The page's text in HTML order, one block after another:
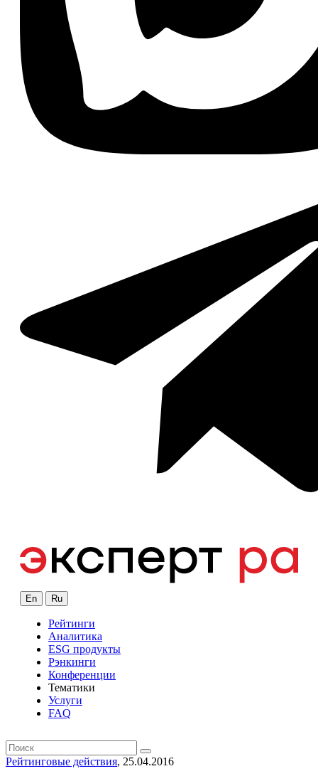
En Ru
Рейтинги
Аналитика
ESG продукты
Рэнкинги
Конференции
Тематики
Услуги
FAQ
Рейтинговые действия, 25.04.2016